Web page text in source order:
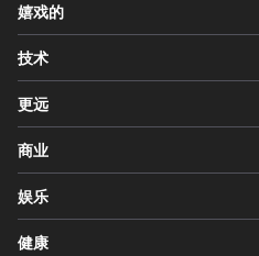
嬉戏的
技术
更远
商业
娱乐
健康